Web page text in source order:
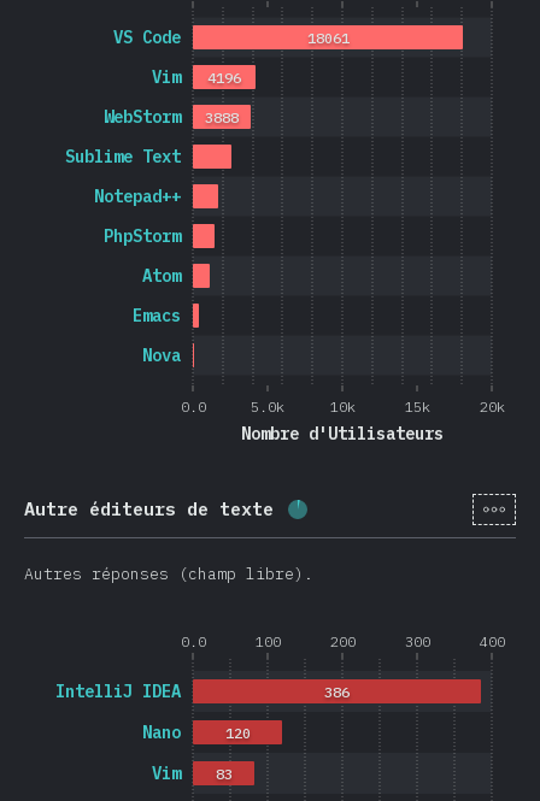
0.0 5.0k 10k 15k 20k
Nombre d'Utilisateurs
Nova
Emacs
Atom
PhpStorm
Notepad++
Sublime Text
WebStorm
Vim
VS Code
3888
4196
18061
Autre éditeurs de texte Progression: (900
[fr-
Autres réponses (champ libre).
0.0 100 200 300 400
Vim
Nano
IntelliJ IDEA
83
120
386